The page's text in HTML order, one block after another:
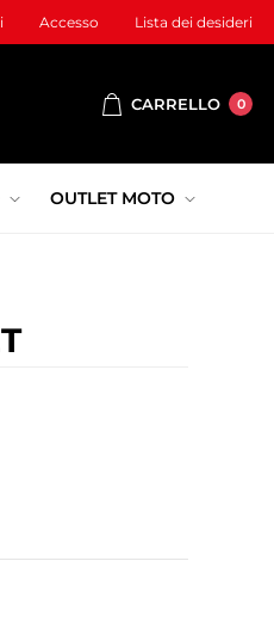
Accesso Lista dei desideri
CARRELLO 0
OUTLET MOTO